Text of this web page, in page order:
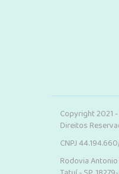
Copyright 2021
Direitos
CNPJ
Rodovia